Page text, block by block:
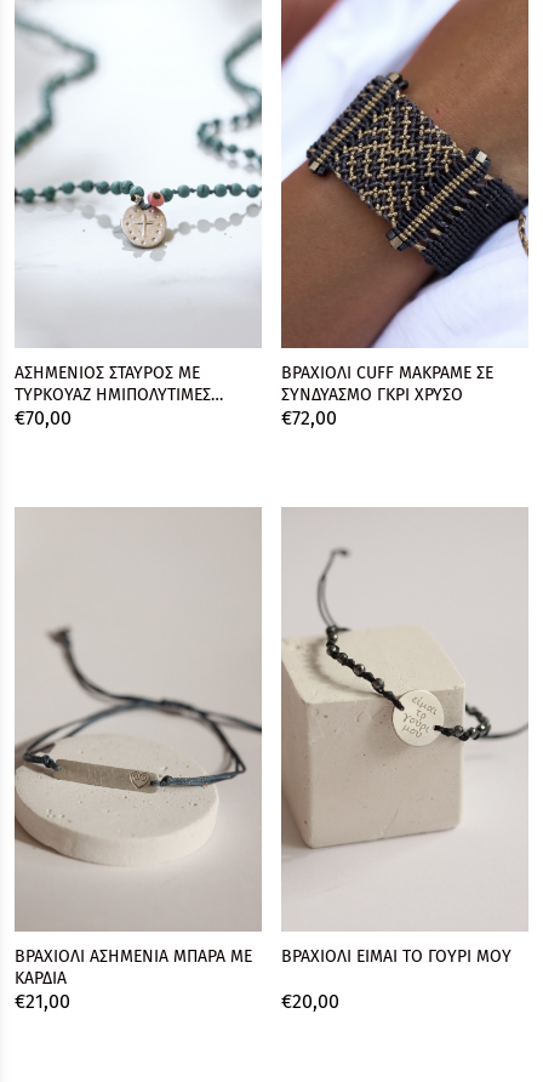
ΑΣΗΜΕΝΙΟΣ ΣΤΑΥΡΟΣ ΜΕ
ΤΥΡΚΟΥΑΖ ΗΜΙΠΟΛΥΤΙΜΕΣ
ΠΕΤΡΕΣ
€70,00
ΒΡΑΧΙΟΛΙ CUFF ΜΑΚΡΑΜΕ ΣΕ
ΣΥΝΔΥΑΣΜΟ ΓΚΡΙ ΧΡΥΣΟ
€72,00
ΒΡΑΧΙΟΛΙ ΑΣΗΜΕΝΙΑ ΜΠΑΡΑ ΜΕ
ΚΑΡΔΙΑ
€21,00
ΒΡΑΧΙΟΛΙ ΕΙΜΑΙ ΤΟ ΓΟΥΡΙ ΜΟΥ
€20,00